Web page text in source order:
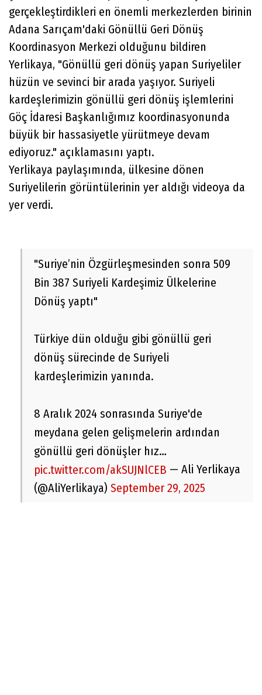
gerçekleştirdikleri en önemli merkezlerden birinin
Adana Sarıçam'daki Gönüllü Geri Dönüş
Koordinasyon Merkezi olduğunu bildiren
Yerlikaya, "Gönüllü geri dönüş yapan Suriyeliler
hüzün ve sevinci bir arada yaşıyor. Suriyeli
kardeşlerimizin gönüllü geri dönüş işlemlerini
Göç İdaresi Başkanlığımız koordinasyonunda
büyük bir hassasiyetle yürütmeye devam
ediyoruz." açıklamasını yaptı.
Yerlikaya paylaşımında, ülkesine dönen
Suriyelilerin görüntülerinin yer aldığı videoya da
yer verdi.
"Suriye’nin Özgürleşmesinden sonra 509
Bin 387 Suriyeli Kardeşimiz Ülkelerine
Dönüş yaptı"
Türkiye dün olduğu gibi gönüllü geri
dönüş sürecinde de Suriyeli
kardeşlerimizin yanında.
8 Aralık 2024 sonrasında Suriye'de
meydana gelen gelişmelerin ardından
gönüllü geri dönüşler hız…
pic.twitter.com/akSUJNlCEB — Ali Yerlikaya
(@AliYerlikaya) September 29, 2025